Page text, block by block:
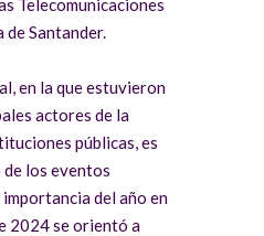
Telecomunicaciones
de Santander.
en la que estuvieron
actores de la
públicas, es
de los eventos
del año en
2024 se orientó a